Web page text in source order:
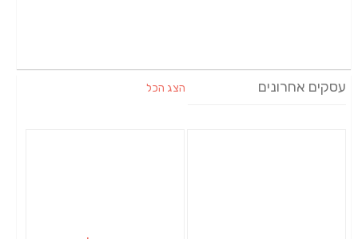
עסקים אחרונים הצג הכל